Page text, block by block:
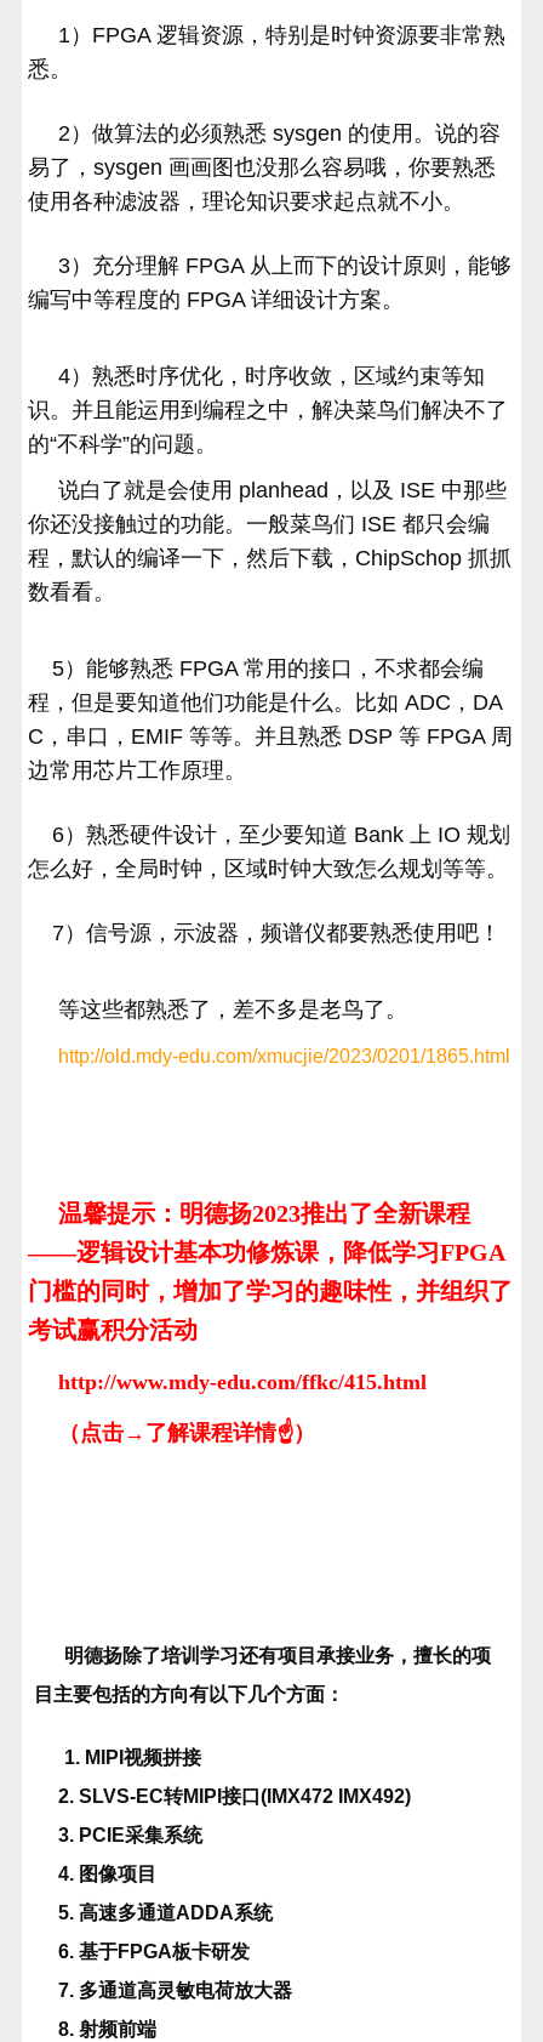
1）FPGA 逻辑资源，特别是时钟资源要非常熟
悉。
2）做算法的必须熟悉 sysgen 的使用。说的容
易了，sysgen 画画图也没那么容易哦，你要熟悉
使用各种滤波器，理论知识要求起点就不小。
3）充分理解 FPGA 从上而下的设计原则，能够
编写中等程度的 FPGA 详细设计方案。
4）熟悉时序优化，时序收敛，区域约束等知
识。并且能运用到编程之中，解决菜鸟们解决不了
的“不科学”的问题。
说白了就是会使用 planhead，以及 ISE 中那些
你还没接触过的功能。一般菜鸟们 ISE 都只会编
程，默认的编译一下，然后下载，ChipSchop 抓抓
数看看。
5）能够熟悉 FPGA 常用的接口，不求都会编
程，但是要知道他们功能是什么。比如 ADC，DA
C，串口，EMIF 等等。并且熟悉 DSP 等 FPGA 周
边常用芯片工作原理。
6）熟悉硬件设计，至少要知道 Bank 上 IO 规划
怎么好，全局时钟，区域时钟大致怎么规划等等。
7）信号源，示波器，频谱仪都要熟悉使用吧！
等这些都熟悉了，差不多是老鸟了。
http://old.mdy-edu.com/xmucjie/2023/0201/1865.html
温馨提示：明德扬2023推出了全新课程
——逻辑设计基本功修炼课，降低学习FPGA
门槛的同时，增加了学习的趣味性，并组织了
考试赢积分活动
http://www.mdy-edu.com/ffkc/415.html
（点击→了解课程详情☝）
明德扬除了培训学习还有项目承接业务，擅长的项
目主要包括的方向有以下几个方面：
1. MIPI视频拼接
2. SLVS-EC转MIPI接口(IMX472 IMX492)
3. PCIE采集系统
4. 图像项目
5. 高速多通道ADDA系统
6. 基于FPGA板卡研发
7. 多通道高灵敏电荷放大器
8. 射频前端